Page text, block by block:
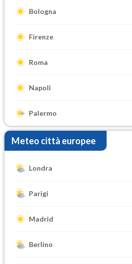
Bologna
Firenze
Roma
Napoli
Palermo
Meteo città europee
Londra
Parigi
Madrid
Berlino